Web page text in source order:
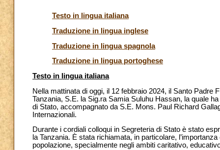
Testo in lingua italiana
Traduzione in lingua inglese
Traduzione in lingua spagnola
Traduzione in lingua portoghese
Testo in lingua italiana
Nella mattinata di oggi, il 12 febbraio 2024, il Santo
Tanzania, S.E. la Sig.ra Samia Suluhu Hassan, la quale
di Stato, accompagnato da S.E. Mons. Paul Richard
Internazionali.
Durante i cordiali colloqui in Segreteria di Stato è stato
la Tanzania. È stata richiamata, in particolare,
popolazione, specialmente negli ambiti caritativo,